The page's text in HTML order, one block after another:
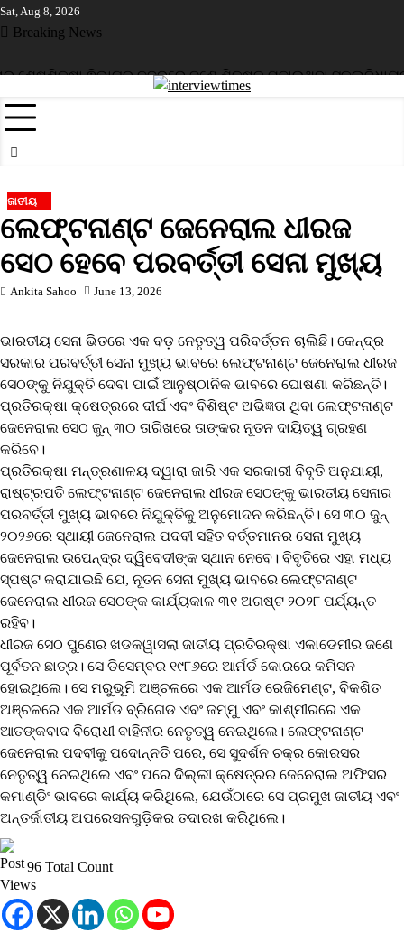
Skip
to
Sat, Aug 8, 2026
Breaking News
ଶେଷଶିକ୍ଷା ଵିଭାଗର ନଜରରେ ଜଣେ ଶିକ୍ଷକ ପଢ଼ାଉଥିବା ସ୍କୁଲବିଧାୟକ
ଜାତୀୟ
ଲେଫ୍ଟନାଣ୍ଟ ଜେନେରାଲ ଧୀରଜ
ସେଠ ହେବେ ପରବର୍ତ୍ତୀ ସେନା ମୁଖ୍ୟ
Ankita Sahoo June 13, 2026
ଭାରତୀୟ ସେନା ଭିତରେ ଏକ ବଡ଼ ନେତୃତ୍ୱ ପରିବର୍ତ୍ତନ ଚାଲିଛି। କେନ୍ଦ୍ର
ସରକାର ପରବର୍ତ୍ତୀ ସେନା ମୁଖ୍ୟ ଭାବରେ ଲେଫ୍ଟନାଣ୍ଟ ଜେନେରାଲ ଧୀରଜ
ସେଠଙ୍କୁ ନିଯୁକ୍ତି ଦେବା ପାଇଁ ଆନୁଷ୍ଠାନିକ ଭାବରେ ଘୋଷଣା କରିଛନ୍ତି।
ପ୍ରତିରକ୍ଷା କ୍ଷେତ୍ରରେ ଦୀର୍ଘ ଏବଂ ବିଶିଷ୍ଟ ଅଭିଜ୍ଞତା ଥିବା ଲେଫ୍ଟନାଣ୍ଟ
ଜେନେରାଲ ସେଠ ଜୁନ୍ ୩୦ ତାରିଖରେ ତାଙ୍କର ନୂତନ ଦାୟିତ୍ୱ ଗ୍ରହଣ
କରିବେ।
ପ୍ରତିରକ୍ଷା ମନ୍ତ୍ରଣାଳୟ ଦ୍ୱାରା ଜାରି ଏକ ସରକାରୀ ବିବୃତି ଅନୁଯାୟୀ,
ରାଷ୍ଟ୍ରପତି ଲେଫ୍ଟନାଣ୍ଟ ଜେନେରାଲ ଧୀରଜ ସେଠଙ୍କୁ ଭାରତୀୟ ସେନାର
ପରବର୍ତ୍ତୀ ମୁଖ୍ୟ ଭାବରେ ନିଯୁକ୍ତିକୁ ଅନୁମୋଦନ କରିଛନ୍ତି। ସେ ୩୦ ଜୁନ୍
୨୦୨୬ରେ ସ୍ଥାୟୀ ଜେନେରାଲ ପଦବୀ ସହିତ ବର୍ତ୍ତମାନର ସେନା ମୁଖ୍ୟ
ଜେନେରାଲ ଉପେନ୍ଦ୍ର ଦ୍ୱିବେଦୀଙ୍କ ସ୍ଥାନ ନେବେ। ବିବୃତିରେ ଏହା ମଧ୍ୟ
ସ୍ପଷ୍ଟ କରାଯାଇଛି ଯେ, ନୂତନ ସେନା ମୁଖ୍ୟ ଭାବରେ ଲେଫ୍ଟନାଣ୍ଟ
ଜେନେରାଲ ଧୀରଜ ସେଠଙ୍କ କାର୍ଯ୍ୟକାଳ ୩୧ ଅଗଷ୍ଟ ୨୦୨୮ ପର୍ଯ୍ୟନ୍ତ
ରହିବ।
ଧୀରଜ ସେଠ ପୁଣେର ଖଡକୱାସଲା ଜାତୀୟ ପ୍ରତିରକ୍ଷା ଏକାଡେମୀର ଜଣେ
ପୂର୍ବତନ ଛାତ୍ର। ସେ ଡିସେମ୍ବର ୧୯୮୬ରେ ଆର୍ମର୍ଡ କୋରରେ କମିସନ
ହୋଇଥିଲେ। ସେ ମରୁଭୂମି ଅଞ୍ଚଳରେ ଏକ ଆର୍ମଡ ରେଜିମେଣ୍ଟ, ବିକଶିତ
ଅଞ୍ଚଳରେ ଏକ ଆର୍ମଡ ବ୍ରିଗେଡ ଏବଂ ଜମ୍ମୁ ଏବଂ କାଶ୍ମୀରରେ ଏକ
ଆତଙ୍କବାଦ ବିରୋଧୀ ବାହିନୀର ନେତୃତ୍ୱ ନେଇଥିଲେ। ଲେଫ୍ଟନାଣ୍ଟ
ଜେନେରାଲ ପଦବୀକୁ ପଦୋନ୍ନତି ପରେ, ସେ ସୁଦର୍ଶନ ଚକ୍ର କୋରସର
ନେତୃତ୍ୱ ନେଇଥିଲେ ଏବଂ ପରେ ଦିଲ୍ଲୀ କ୍ଷେତ୍ରର ଜେନେରାଲ ଅଫିସର
କମାଣ୍ଡିଂ ଭାବରେ କାର୍ଯ୍ୟ କରିଥିଲେ, ଯେଉଁଠାରେ ସେ ପ୍ରମୁଖ ଜାତୀୟ ଏବଂ
ଅନ୍ତର୍ଜାତୀୟ ଅପରେସନଗୁଡ଼ିକର ତଦାରଖ କରିଥିଲେ।
96 Total Count